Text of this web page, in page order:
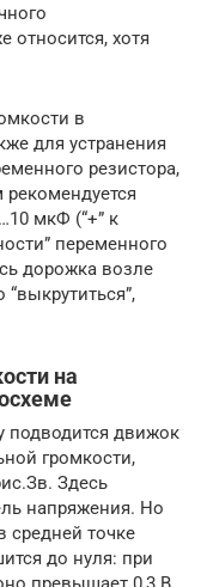
относится, хотя
в
для устранения
резистора,
мкФ (“+” к
переменного
дорожка возле
на
подводится движок
громкости,
Здесь
напряжения. Но
средней точке
до нуля: при